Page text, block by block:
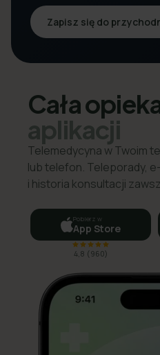
Zapisz się do
Cała
aplikacji
Telemedycyna w Twoim
lub telefon. Teleporady,
i historia konsultacji
Pobierz w
App Store
4,8 ( 960)